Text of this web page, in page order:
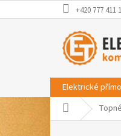
na
+420 777 411
Elektrické
Domů